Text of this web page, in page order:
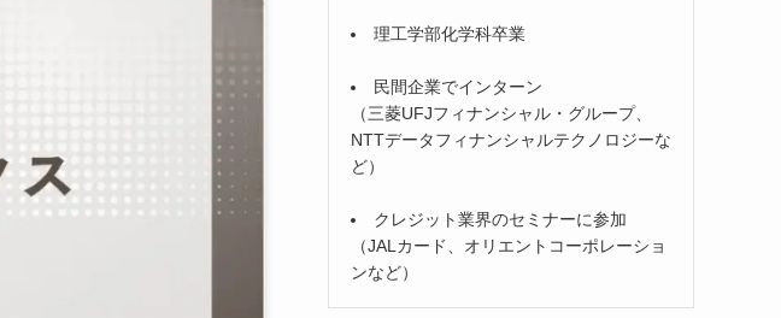
理工学部化学科卒業
民間企業でインターン
（三菱UFJフィナンシャル・グループ、
NTTデータフィナンシャルテクノロジーな
ど）
クレジット業界のセミナーに参加
（JALカード、オリエントコーポレーショ
ンなど）